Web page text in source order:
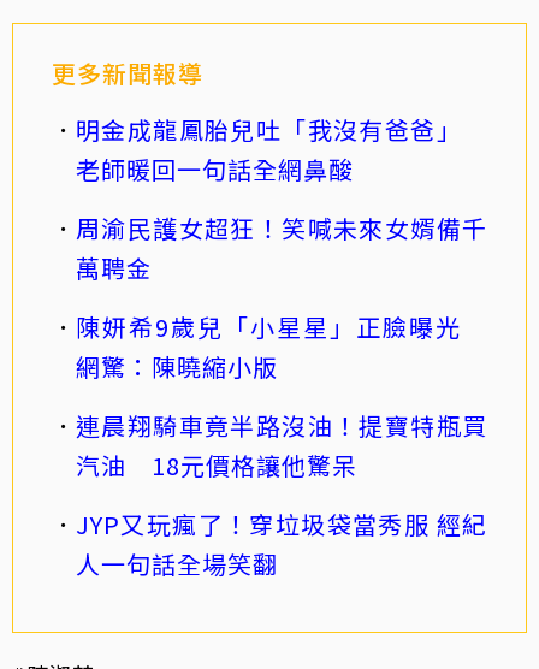
更多新聞報導
明金成龍鳳胎兒吐「我沒有爸爸」
老師暖回一句話全網鼻酸
周渝民護女超狂！笑喊未來女婿備千
萬聘金
陳妍希9歲兒「小星星」正臉曝光
網驚：陳曉縮小版
連晨翔騎車竟半路沒油！提寶特瓶買
汽油 18元價格讓他驚呆
JYP又玩瘋了！穿垃圾袋當秀服 經紀
人一句話全場笑翻